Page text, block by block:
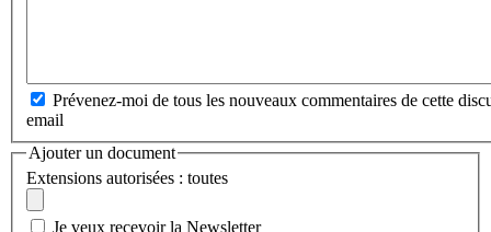
Prévenez-moi de tous les nouveaux commentaires de cette
email
Ajouter un document
Extensions autorisées : toutes
Je veux recevoir la Newsletter